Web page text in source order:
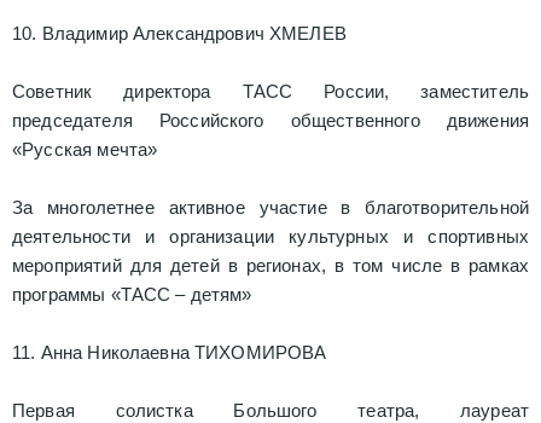
10. Владимир Александрович ХМЕЛЕВ
Советник директора ТАСС России, заместитель
председателя Российского общественного движения
«Русская мечта»
За многолетнее активное участие в благотворительной
деятельности и организации культурных и спортивных
мероприятий для детей в регионах, в том числе в рамках
программы «ТАСС – детям»
11. Анна Николаевна ТИХОМИРОВА
Первая солистка Большого театра, лауреат